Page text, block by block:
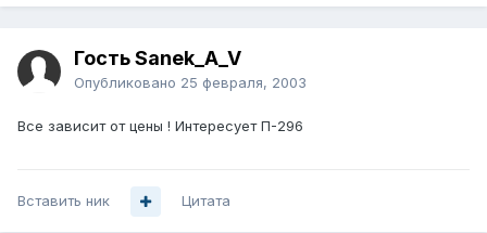
Гость Sanek_A_V
Опубликовано 25 февраля, 2003
Все зависит от цены ! Интересует П-296
Вставить ник Цитата